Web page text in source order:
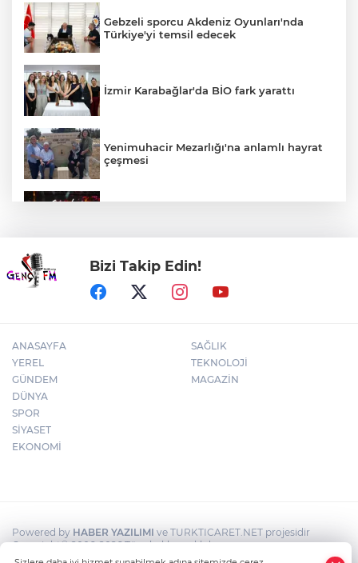
Gebzeli sporcu Akdeniz Oyunları'nda
Türkiye'yi temsil edecek
İzmir Karabağlar'da BİO fark yarattı
Yenimuhacir Mezarlığı'na anlamlı hayrat
çeşmesi
30 ilde DEAŞ'a 104 gözaltı!
Bizi Takip Edin!
ANASAYFA
YEREL
GÜNDEM
DÜNYA
SPOR
SİYASET
EKONOMİ
SAĞLIK
TEKNOLOJİ
MAGAZİN
Powered by HABER YAZILIMI ve TURKTICARET.NET projesidir
Copyright© 2006-2026 Tüm hakları saklıdır.